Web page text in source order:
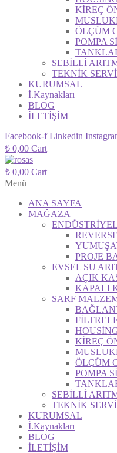
KİREÇ
ÖLÇÜM
POMPA
SEBİLLİ
TEKNİK
KURUMSAL
İ.Kaynakları
BLOG
İLETİŞİM
Facebook-f Linkedin
₺ 0,00 Cart
₺ 0,00 Cart
Menü
ANA SAYFA
MAĞAZA
PROJE
EVSEL SU
AÇIK
KAPALI
SARF
KİREÇ
ÖLÇÜM
POMPA
SEBİLLİ
TEKNİK
KURUMSAL
İ.Kaynakları
BLOG
İLETİŞİM